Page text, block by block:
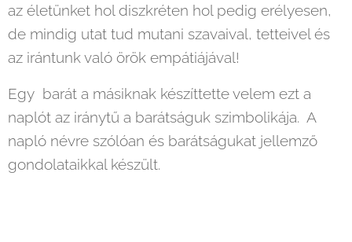
az életünket hol diszkréten hol pedig erélyesen,
de mindig utat tud mutani szavaival, tetteivel és
az irántunk való örök empátiájával!
Egy barát a másiknak készíttette velem ezt a
naplót az iránytű a barátságuk szimbolikája. A
napló névre szólóan és barátságukat jellemző
gondolataikkal készült.